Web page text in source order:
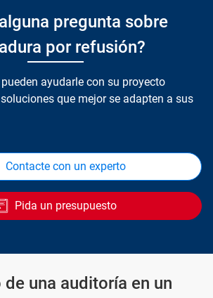
pregunta sobre
por refusión?
ayudarle con su proyecto
que mejor se adapten a sus
Contacte con un experto
Pida un presupuesto
de una auditoría en un